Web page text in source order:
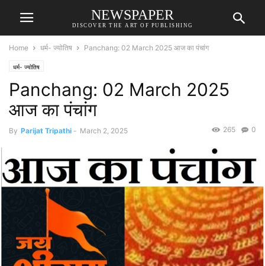
NEWSPAPER
DISCOVER THE ART OF PUBLISHING
Home धर्म- ज्योतिष Panchang: 02 March 2025 आज का पंचांग
धर्म- ज्योतिष
Panchang: 02 March 2025
आज का पंचांग
By Parijat Tripathi - March 2, 2025 0
265